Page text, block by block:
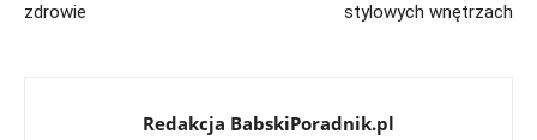
zdrowie
stylowych wnętrzach
Redakcja BabskiPoradnik.pl